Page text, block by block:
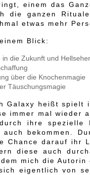
einem das
die ganzen
etwas mehr
Blick:
in die Zukunft und
über die Knochenmagie
Täuschungsmagie
Galaxy heißt spielt
immer mal wieder
ihre spezielle
auch bekommen.
Chance darauf ihr
diese auch
mich die
eigentlich von